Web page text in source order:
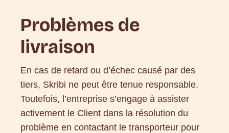
Problèmes de
livraison
En cas de retard ou d’échec causé par des
tiers, Skribi ne peut être tenue responsable.
Toutefois, l’entreprise s’engage à assister
activement le Client dans la résolution du
problème en contactant le transporteur pour